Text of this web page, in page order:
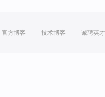
官方博客 技术博客 诚聘英才